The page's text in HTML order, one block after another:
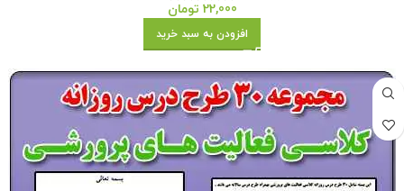
22,000 تومان
افزودن به سبد خرید